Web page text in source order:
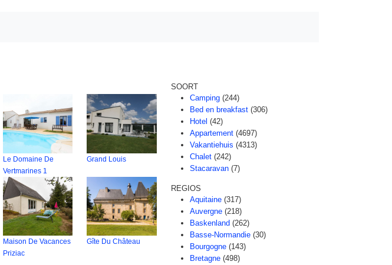
Le Domaine De
Vertmarines 1
Grand Louis
Maison De Vacances
Priziac
Gîte Du Château
SOORT
Camping (244)
Bed en breakfast (306)
Hotel (42)
Appartement (4697)
Vakantiehuis (4313)
Chalet (242)
Stacaravan (7)
REGIOS
Aquitaine (317)
Auvergne (218)
Baskenland (262)
Basse-Normandie (30)
Bourgogne (143)
Bretagne (498)